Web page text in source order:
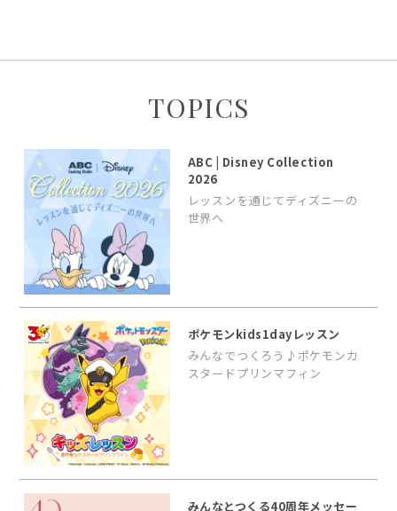
TOPICS
ABC | Disney Collection
2026
レッスンを通じてディズニーの
世界へ
ポケモンkids1dayレッスン
みんなでつくろう♪ポケモンカ
スタードプリンマフィン
みんなとつくる40周年メッセー